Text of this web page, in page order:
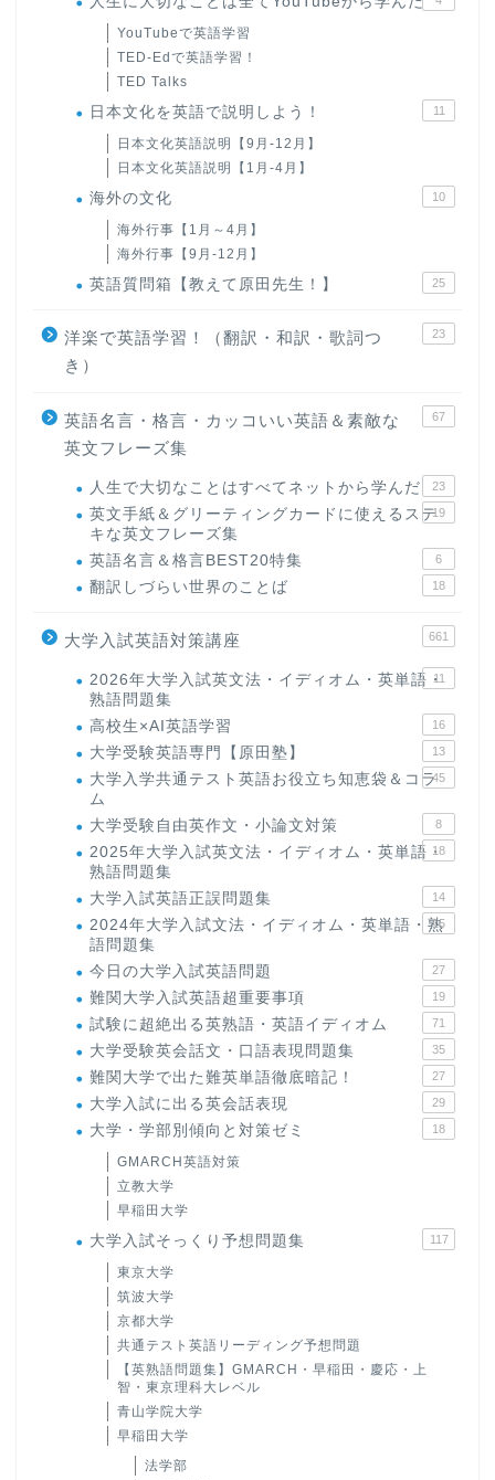
YouTubeで英語学習
TED-Edで英語学習！
TED Talks
日本文化を英語で説明しよう！ 11
日本文化英語説明【9月-12月】
日本文化英語説明【1月-4月】
海外の文化 10
海外行事【1月～4月】
海外行事【9月-12月】
英語質問箱【教えて原田先生！】 25
洋楽で英語学習！（翻訳・和訳・歌詞つ
き）
23
英語名言・格言・カッコいい英語＆素敵な
英文フレーズ集
67
人生で大切なことはすべてネットから学んだ 23
英文手紙＆グリーティングカードに使えるステ
キな英文フレーズ集
19
英語名言＆格言BEST20特集 6
翻訳しづらい世界のことば 18
大学入試英語対策講座 661
2026年大学入試英文法・イディオム・英単語・
熟語問題集
11
高校生×AI英語学習 16
大学受験英語専門【原田塾】 13
大学入学共通テスト英語お役立ち知恵袋＆コラ
ム
45
大学受験自由英作文・小論文対策 8
2025年大学入試英文法・イディオム・英単語・
熟語問題集
18
大学入試英語正誤問題集 14
2024年大学入試文法・イディオム・英単語・熟
語問題集
15
今日の大学入試英語問題 27
難関大学入試英語超重要事項 19
試験に超絶出る英熟語・英語イディオム 71
大学受験英会話文・口語表現問題集 35
難関大学で出た難英単語徹底暗記！ 27
大学入試に出る英会話表現 29
大学・学部別傾向と対策ゼミ 18
GMARCH英語対策
立教大学
早稲田大学
大学入試そっくり予想問題集 117
東京大学
筑波大学
京都大学
共通テスト英語リーディング予想問題
【英熟語問題集】GMARCH・早稲田・慶応・上
智・東京理科大レベル
青山学院大学
早稲田大学
法学部